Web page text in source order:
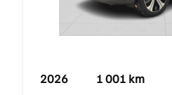
2026 1 001 km